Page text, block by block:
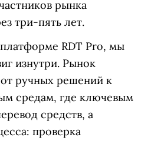
рынка
три-пять лет.
RDT Pro, мы
изнутри. Рынок
ручных решений к
средам, где ключевым
средств, а
проверка